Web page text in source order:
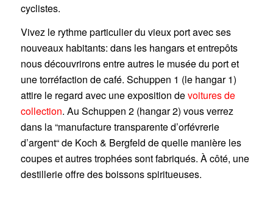
cyclistes.
Vivez le rythme particulier du vieux port avec ses
nouveaux habitants: dans les hangars et entrepôts
nous découvrirons entre autres le musée du port et
une torréfaction de café. Schuppen 1 (le hangar 1)
attire le regard avec une exposition devoitures de
collection. Au Schuppen 2 (hangar 2) vous verrez
dans la “manufacture transparente d’orfévrerie
d’argent“ de Koch & Bergfeld de quelle manière les
coupes et autres trophées sont fabriqués. À côté, une
destillerie offre des boissons spiritueuses.